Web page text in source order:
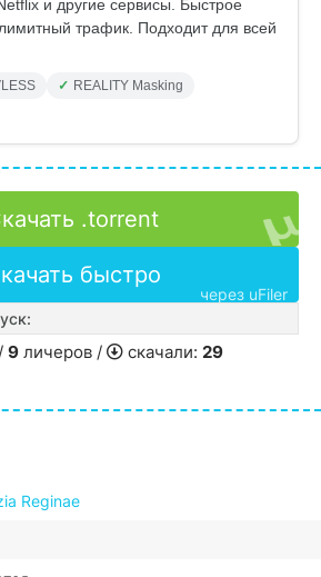
и другие сервисы. Быстрое
трафик. Подходит для всей
REALITY Masking
.torrent
быстро
через uFiler
9личеров / скачали: 29
Reginae